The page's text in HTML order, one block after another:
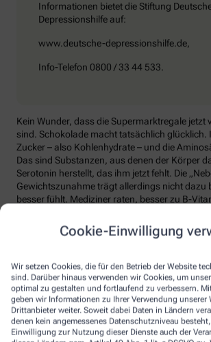
Cookie-Einwilligung
Wir setzen Cookies, die für den Betrieb der Website
sind. Darüber hinaus verwenden wir Cookies, um
optimal zu gestalten und fortlaufend zu verbessern.
geben wir Informationen zu Ihrer Verwendung unserer
Drittanbieter weiter. Soweit dabei Daten in Ländern
denen kein angemessenes Datenschutzniveau
Einwilligung zur Nutzung dieser Dienste auch der
Informationen bietet die Stiftung
Depressionshilfe auf:
www.deutsche-depressionshilfe.de,
Info-Telefon 0800 / 33 44 533.
Kein Wunder, dass die Supermarktregale jetzt
sind. Schokolade macht tatsächlich glücklich.
Zucker – also Kohlenhydrate – und die
Das sind Substanzen, aus denen der Körper
Serotonin herstellt, das ihm jetzt fehlt. Die
Gewichtszunahme trägt allerdings nicht dazu
besser fühlt. Mediziner raten, besser zu B-
Energiestoffwechsel und unterstützen die
zurückzuziehen. Im Gegenteil: Aktiv zu
Freunden etwas zu unternehmen, viel frische
sich zum Beispiel mit seinem Hobby intensiv
die Laune. Dabei hilft, sich jeden Sonntag zu
der kommenden Woche Schönes machen will.
Sommer-Feeling lässt sich auch zurückholen: